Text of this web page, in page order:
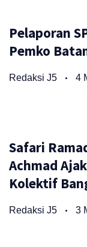
Pelaporan
Pemko
Redaksi J5 4
Safari
Achmad
Kolektif
Redaksi J5 3